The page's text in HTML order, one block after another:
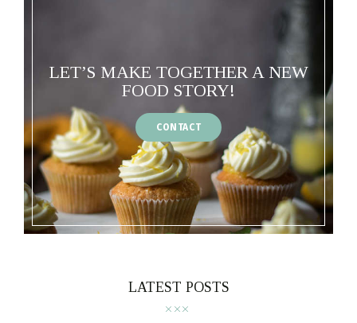
LET’S MAKE TOGETHER A NEW
FOOD STORY!
CONTACT
LATEST POSTS